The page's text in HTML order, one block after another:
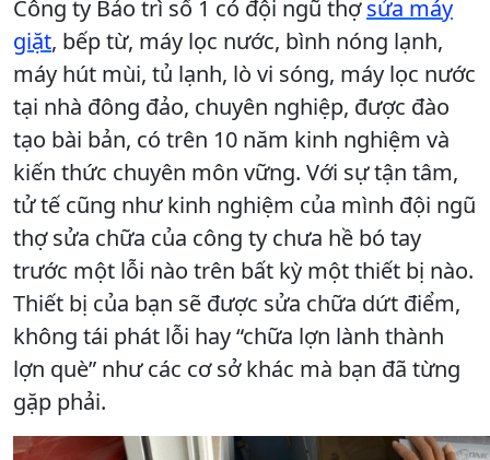
Công ty Bảo trì số 1 có đội ngũ thợsửa máy
giặt, bếp từ, máy lọc nước, bình nóng lạnh,
máy hút mùi, tủ lạnh, lò vi sóng, máy lọc nước
tại nhà đông đảo, chuyên nghiệp, được đào
tạo bài bản, có trên 10 năm kinh nghiệm và
kiến thức chuyên môn vững. Với sự tận tâm,
tử tế cũng như kinh nghiệm của mình đội ngũ
thợ sửa chữa của công ty chưa hề bó tay
trước một lỗi nào trên bất kỳ một thiết bị nào.
Thiết bị của bạn sẽ được sửa chữa dứt điểm,
không tái phát lỗi hay “chữa lợn lành thành
lợn què” như các cơ sở khác mà bạn đã từng
gặp phải.